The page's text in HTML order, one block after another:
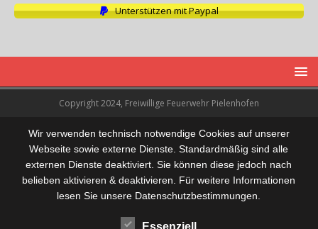
Unterstützen mit Paypal
Copyright 2024, Freiwillige Feuerwehr Pielenhofen
Wir verwenden technisch notwendige Cookies auf unserer
Webseite sowie externe Dienste. Standardmäßig sind alle
externen Dienste deaktiviert. Sie können diese jedoch nach
belieben aktivieren & deaktivieren. Für weitere Informationen
lesen Sie unsere Datenschutzbestimmungen.
Essenziell